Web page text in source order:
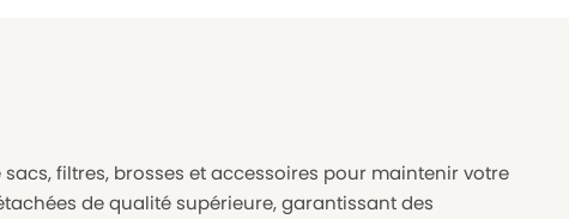
sacs, filtres, brosses et accessoires pour maintenir votre
de qualité supérieure, garantissant des